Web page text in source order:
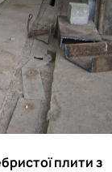
плити з